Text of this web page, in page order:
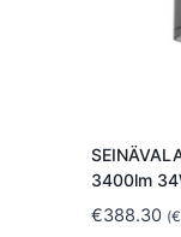
3400lm
€388.30 (€